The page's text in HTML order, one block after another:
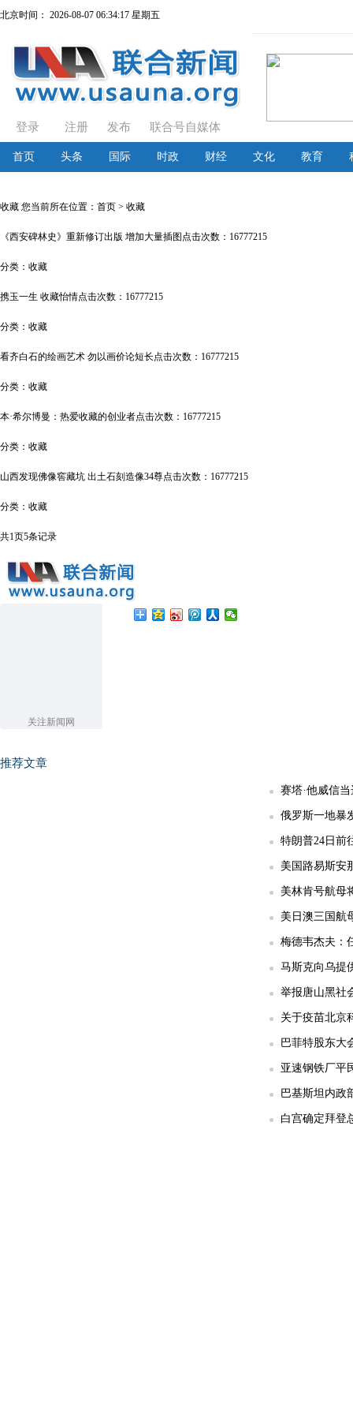
北京时间： 2026-08-07 06:34:17 星期五
登录 注册 发布 联合号自媒体
首页 头条 国际 时政 财经 文化 教育
收藏 您当前所在位置： 首页 > 收藏
《西安碑林史》重新修订出版 增加大量插图 点击次数：16777215
分类： 收藏
携玉一生 收藏怡情点击次数：16777215
分类： 收藏
看齐白石的绘画艺术 勿以画价论短长点击次数：16777215
分类： 收藏
本·希尔博曼：热爱收藏的创业者点击次数：16777215
分类： 收藏
山西发现佛像窖藏坑 出土石刻造像34尊点击次数：16777215
分类： 收藏
共1页5条记录
关注新闻网
推荐文章
赛塔·他威信
俄罗斯一地暴
特朗普24日前
美国路易斯安
美林肯号航母
美日澳三国航
梅德韦杰夫：
马斯克向乌提
举报唐山黑社
关于疫苗北京
巴菲特股东大
亚速钢铁厂平
巴基斯坦内政
白宫确定拜登